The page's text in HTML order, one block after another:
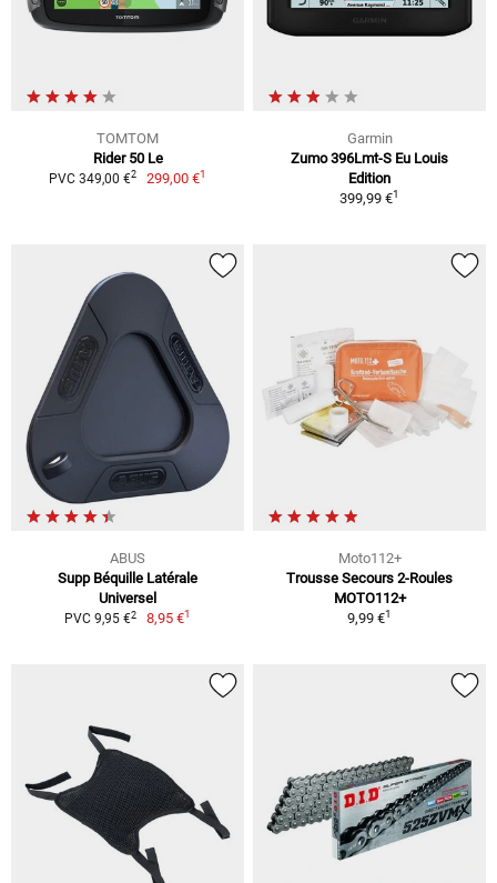
TOMTOM
Rider 50 Le
PVC 349,00 €2 299,00 €1
Garmin
Zumo 396Lmt-S Eu Louis
Edition
399,99 €1
ABUS
Supp Béquille Latérale
Universel
PVC 9,95 €2 8,95 €1
Moto112+
Trousse Secours 2-Roules
MOTO112+
9,99 €1